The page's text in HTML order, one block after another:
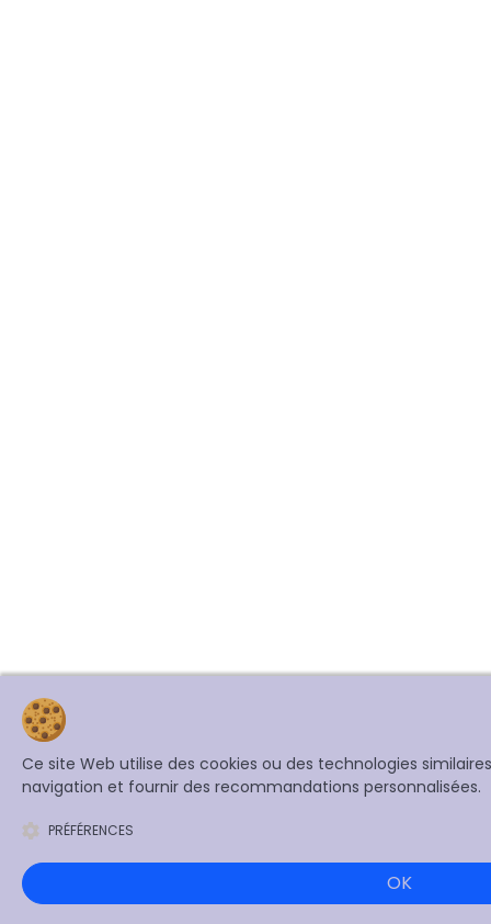
Ce site Web utilise des cookies ou des technologies
navigation et fournir des recommandations personnalisées.
PRÉFÉRENCES
OK